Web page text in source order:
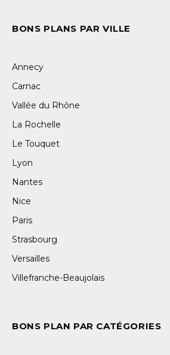
BONS PLANS PAR VILLE
Annecy
Carnac
Vallée du Rhône
La Rochelle
Le Touquet
Lyon
Nantes
Nice
Paris
Strasbourg
Versailles
Villefranche-Beaujolais
BONS PLAN PAR CATÉGORIES